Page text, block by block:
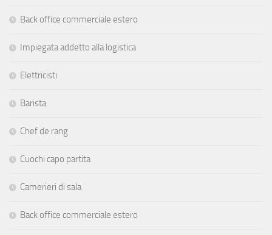
Back office commerciale estero
Impiegata addetto alla logistica
Elettricisti
Barista
Chef de rang
Cuochi capo partita
Camerieri di sala
Back office commerciale estero